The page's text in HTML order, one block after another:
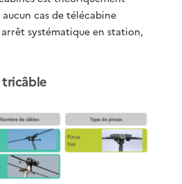
cas de télécabine
systématique en station,
tricâble